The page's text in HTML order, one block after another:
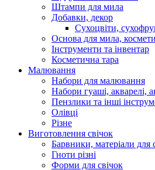
Штампи для мила
Добавки, декор
Сухоцвіти,
Основа для мила,
Інструменти та інвентар
Косметична тара
Малювання
Набори для малювання
Набори гуаші, акварелі,
Пензлики та інші
Олівці
Різне
Виготовлення свічок
Барвники, матеріали для
Гноти різні
Форми для свічок